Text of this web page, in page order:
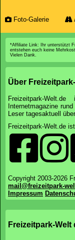
Foto-Galerie
*Affiliate Link: Ihr unterstützt
entstehen euch keine
Vielen Dank.
Über
Freizeitpark-
Internetmagazine
Leser tagesaktuell
Freizeitpark-Welt.de
Copyright 2003-2026
mail@freizeitpark-
Impressum
Freizeitpark-